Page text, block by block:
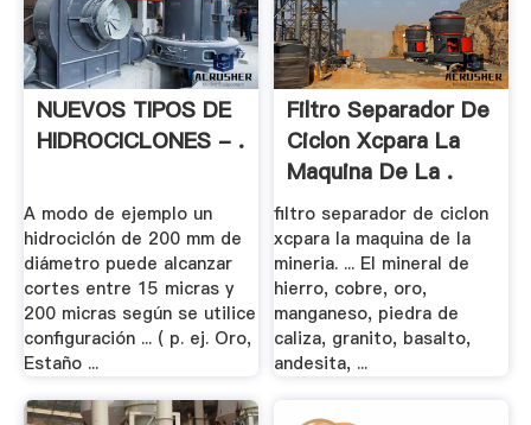
NUEVOS TIPOS DE
HIDROCICLONES - .
A modo de ejemplo un
hidrociclón de 200 mm de
diámetro puede alcanzar
cortes entre 15 micras y
200 micras según se utilice
configuración ... ( p. ej. Oro,
Estaño ...
Filtro Separador De
Ciclon Xcpara La
Maquina De La .
filtro separador de ciclon
xcpara la maquina de la
mineria. ... El mineral de
hierro, cobre, oro,
manganeso, piedra de
caliza, granito, basalto,
andesita, ...